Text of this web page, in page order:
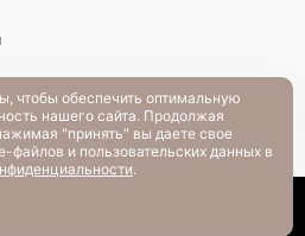
чтобы обеспечить оптимальную
нашего сайта. Продолжая
"принять" вы даете свое
файлов и пользовательских данных в
.